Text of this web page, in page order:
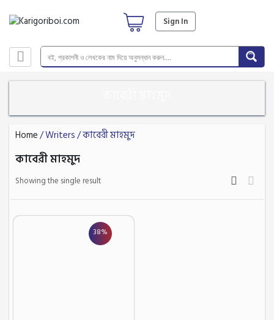
Sign In
Home/ Writers / কাবেরী মাহমুদ
কাবেরী মাহমুদ
Showing the single result
38%